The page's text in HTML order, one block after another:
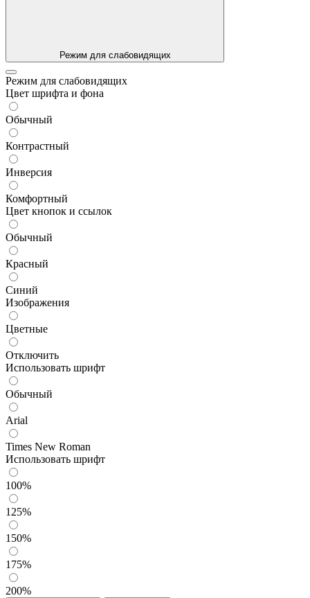
Режим для слабовидящих
Режим для слабовидящих
Цвет шрифта и фона
Обычный
Контрастный
Инверсия
Комфортный
Цвет кнопок и ссылок
Обычный
Красный
Синий
Изображения
Цветные
Отключить
Использовать шрифт
Обычный
Arial
Times New Roman
Использовать шрифт
100%
125%
150%
175%
200%